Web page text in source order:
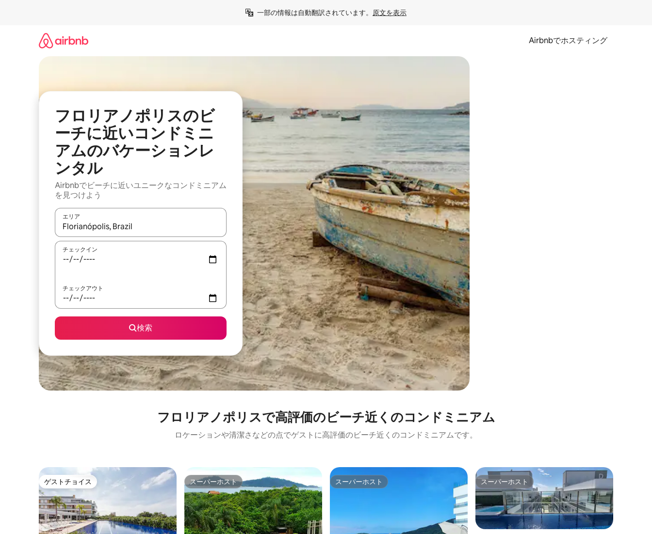
一部の情報は自動翻訳されています。 原文を表示
Airbnbでホスティング
フロリアノポリスのビ
ーチに近いコンドミニ
アムのバケーションレ
ンタル
Airbnbでビーチに近いユニークなコンドミニアム
を見つけよう
エリア
検索結果が表示されたら、上下の矢印キーを使って移動するか、画面をタッチまたはスワイプして検索結果を確認することができます。
チェックイン
チェックアウト
検索
フロリアノポリスで高評価のビーチ近くのコンドミニアム
ロケーションや清潔さなどの点でゲストに高評価のビーチ近くのコンドミニアムです。
ゲストチョイス
ゲストチョイス スーパーホスト
スーパーホスト スーパーホスト
スーパーホスト スーパーホスト
スーパーホスト